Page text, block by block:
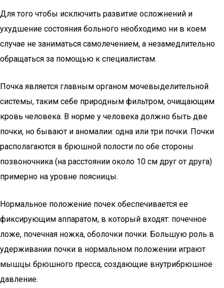
Для того чтобы исключить развитие осложнений и
ухудшение состояния больного необходимо ни в коем
случае не заниматься самолечением, а незамедлительно
обращаться за помощью к специалистам.
Почка является главным органом мочевыделительной
системы, таким себе природным фильтром, очищающим
кровь человека. В норме у человека должно быть две
почки, но бывают и аномалии: одна или три почки. Почки
располагаются в брюшной полости по обе стороны
позвоночника (на расстоянии около 10 см друг от друга)
примерно на уровне поясницы.
Нормальное положение почек обеспечивается ее
фиксирующим аппаратом, в который входят: почечное
ложе, почечная ножка, оболочки почки. Большую роль в
удерживании почки в нормальном положении играют
мышцы брюшного пресса, создающие внутрибрюшное
давление.